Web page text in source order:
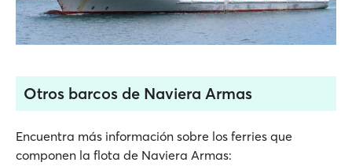
Otros barcos de Naviera Armas
Encuentra más información sobre los ferries que
componen la flota de Naviera Armas: